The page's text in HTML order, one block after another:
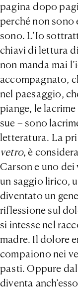
pagina dopo
perché non sono
sono. L’Io
chiavi di lettura di
non manda mai
accompagnato,
nel paesaggio,
piange, le
sue – sono
letteratura. La
vetro, è
Carson e uno
un saggio lirico,
diventato un
riflessione sul
si intesse nel
madre. Il dolore
compaiono nei
pasti. Oppure
diventa